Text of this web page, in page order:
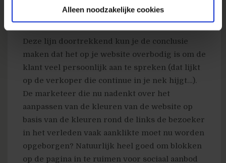
Alleen noodzakelijke cookies
mensen op voornaam wordt aangesproken en
Deze lijn doortrekkend kun je de conclusie
maken dat het op je website overbodig is om de
klant veel persoonlijk aan te spreken (dat lijkt
op de verkoper die continue in je nek hijgt…).
De marketeer die nu nadenkt over het
aanpassen van de kleuren van de website op
basis van de kleuren rond de links de bezoeker
in het verleden vaak aanklikte moet nu worden
opgeborgen? Natuurlijk heel goed om blokken
op de pagina in te ruimen voor sociaal aanbod